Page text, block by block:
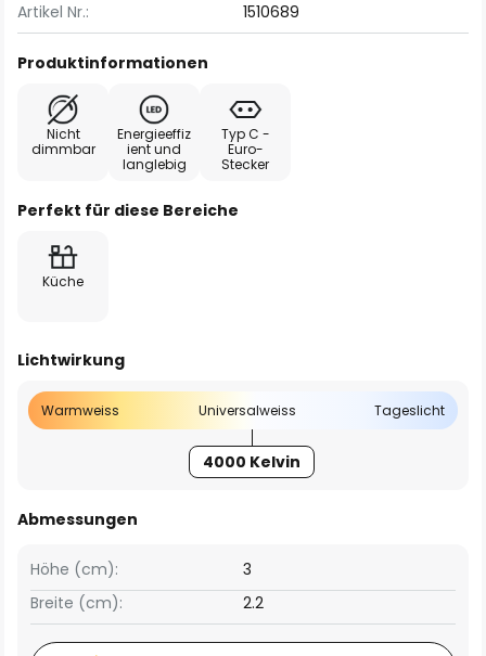
Artikel Nr.: 1510689
Produktinformationen
Nicht
dimmbar
Energieeffiz
ient und
langlebig
Typ C -
Euro-
Stecker
Perfekt für diese Bereiche
Küche
Lichtwirkung
Warmweiss Universalweiss Tageslicht
4000 Kelvin
Abmessungen
Breite (cm): 2.2
Höhe (cm): 3